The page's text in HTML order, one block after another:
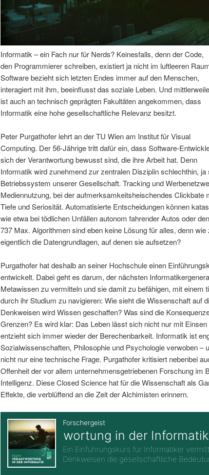
I
t
s
p
r
i
g
e
n
e
a
l
t
s
p
i
n
g
e
n
Informatik – ein Fach nur für Nerds? Keinesfalls, denn der Code,
den Programmierer schreiben, existiert ja nicht im luftleeren
Software bezieht sich letzten Endes immer auf den Menschen,
interagiert mit ihm, beeinflusst das soziale Leben. Und mittlerweile
ist auch an technisch geprägten Fakultäten angekommen, dass
Informatik eine hohe gesellschaftliche Relevanz besitzt.
Peter Purgathofer lehrt an der TU Wien am Institut für Visual
Computing. Der 56-Jährige tritt dafür ein, dass Software-
sich der Verantwortung bewusst sind, die ihre Arbeit hat. Denn
Informatik wird zunehmend zur zentralen Disziplin schlechthin, ja
Betriebssystem unserer Gesellschaft. Tracking und
Mediennutzung, bei der aufmerksamkeitsheischendes Clickbate
Tiefe und Seriosität. Automatisierte Entscheidungen können
wie etwa bei tödlichen Unfällen autonom fahrender Autos oder
737 Max. Algorithmen sind eben keine Lösung für alles, denn
eigentlich die Datengrundlagen, auf denen sie aufsetzen?
Purgathofer hat deshalb an seiner Hochschule einen
entwickelt. Dabei geht es darum, der nächsten
Metawissen zu vermitteln und sie damit zu befähigen, mit einem
durch ihr Studium zu navigieren: Wie sieht die Wissenschaft auf
Denkweisen wird Wissen geschaffen? Was sind die
Grenzen? Es wird klar: Das Leben lässt sich nicht nur mit
entzieht sich immer wieder der Berechenbarkeit. Informatik ist
Sozialwissenschaften, Philosophie und Psychologie verwoben –
nicht nur eine technische Frage. Purgathofer kritisiert nebenbei
Offenheit der vor allem unternehmensgetriebenen Forschung im
Intelligenz. Diese Closed Science hat für die Wissenschaft als
Effekte, die verblüffend an die Zeit der Alchimisten erinnern.